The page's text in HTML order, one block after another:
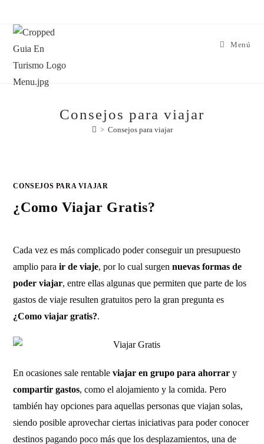
Menú
Consejos para viajar
> Consejos para viajar
CONSEJOS PARA VIAJAR
¿Como Viajar Gratis?
Cada vez es más complicado poder conseguir un presupuesto
amplio parair de viaje, por lo cual surgennuevas formas de
poder viajar, entre ellas algunas que permiten que parte de los
gastos de viaje resulten gratuitos pero la gran pregunta es
¿Como viajar gratis?.
En ocasiones sale rentableviajar en grupo para ahorrar y
compartir gastos, como el alojamiento y la comida. Pero
también hay opciones para aquellas personas que viajan solas,
siendo posible aprovechar ciertas iniciativas para poder conocer
destinos pagando poco más que los desplazamientos, una de